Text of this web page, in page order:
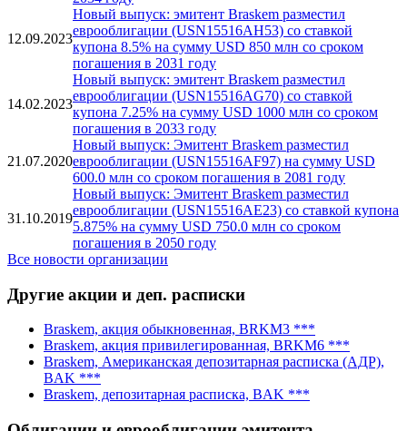
12.09.2023
Новый выпуск: эмитент Braskem разместил
еврооблигации (USN15516AH53) со ставкой
купона 8.5% на сумму USD 850 млн со сроком
погашения в 2031 году
14.02.2023
Новый выпуск: эмитент Braskem разместил
еврооблигации (USN15516AG70) со ставкой
купона 7.25% на сумму USD 1000 млн со сроком
погашения в 2033 году
21.07.2020
Новый выпуск: Эмитент Braskem разместил
еврооблигации (USN15516AF97) на сумму USD
600.0 млн со сроком погашения в 2081 году
31.10.2019
Новый выпуск: Эмитент Braskem разместил
еврооблигации (USN15516AE23) со ставкой купона
5.875% на сумму USD 750.0 млн со сроком
погашения в 2050 году
Все новости организации
Другие акции и деп. расписки
Braskem, акция обыкновенная, BRKM3 ***
Braskem, акция привилегированная, BRKM6 ***
Braskem, Американская депозитарная расписка (АДР),
BAK ***
Braskem, депозитарная расписка, BAK ***